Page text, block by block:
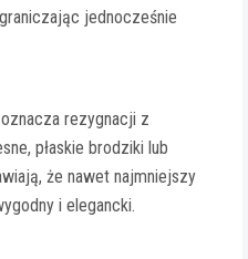
jednocześnie
rezygnacji z
płaskie brodziki lub
że nawet najmniejszy
i elegancki.